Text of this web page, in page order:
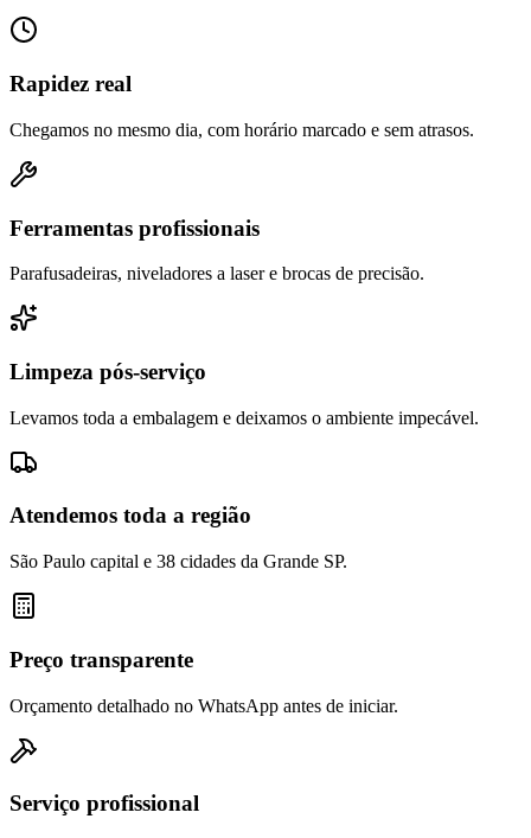
Rapidez real
Chegamos no mesmo dia, com horário marcado e sem atrasos.
Ferramentas profissionais
Parafusadeiras, niveladores a laser e brocas de precisão.
Limpeza pós-serviço
Levamos toda a embalagem e deixamos o ambiente impecável.
Atendemos toda a região
São Paulo capital e 38 cidades da Grande SP.
Preço transparente
Orçamento detalhado no WhatsApp antes de iniciar.
Serviço profissional